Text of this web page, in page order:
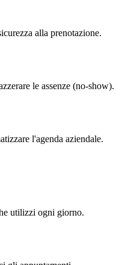
alla prenotazione.
le assenze (no-show).
l'agenda aziendale.
utilizzi ogni giorno.